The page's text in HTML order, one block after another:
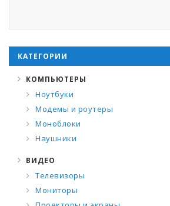
КАТЕГОРИИ
КОМПЬЮТЕРЫ
Ноутбуки
Модемы и роутеры
Моноблоки
Наушники
ВИДЕО
Телевизоры
Мониторы